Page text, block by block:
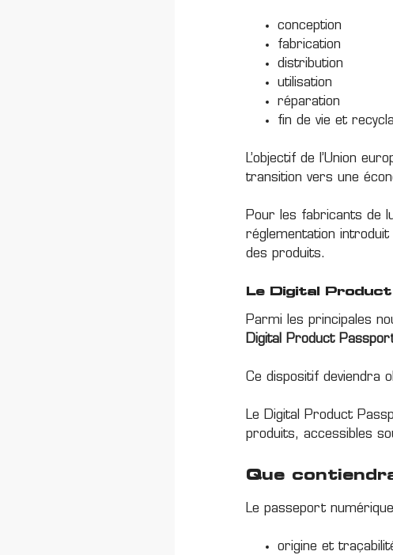
conception
fabrication
distribution
utilisation
réparation
fin de vie et
L’objectif de l’Union
transition vers une
Pour les fabricants de
réglementation
des produits.
Le Digital
Parmi les principales
Digital Product
Ce dispositif deviendra
Le Digital Product
produits, accessibles
Que
Le passeport
origine et